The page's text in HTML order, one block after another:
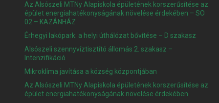
Az Alsószeli MTNy Alapiskola épületének korszerűsítése az
épület energiahatékonyságának növelése érdekében – SO
02 – KAZÁNHÁZ
Érhegyi lakópark: a helyi úthálózat bővítése – D szakasz
Alsószeli szennyvíztisztító állomás 2. szakasz –
Intenzifikáció
Mikroklíma javítása a község központjában
Az Alsószeli MTNy Alapiskola épületének korszerűsítése az
épület energiahatékonyságának növelése érdekében